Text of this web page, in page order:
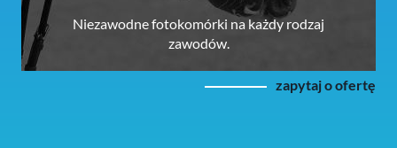
Niezawodne fotokomórki na każdy rodzaj
zawodów.
zapytaj o ofertę